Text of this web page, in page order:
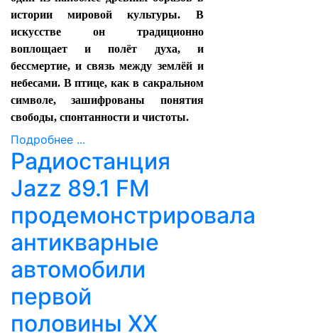
истории мировой культуры. В
искусстве он традиционно
воплощает и полёт духа, и
бессмертие, и связь между землёй и
небесами. В птице, как в сакральном
символе, зашифрованы понятия
свободы, спонтанности и чистоты.
Подробнее ...
Радиостанция
Jazz 89.1 FM
продемонстрировала
антикварные
автомобили
первой
половины XX